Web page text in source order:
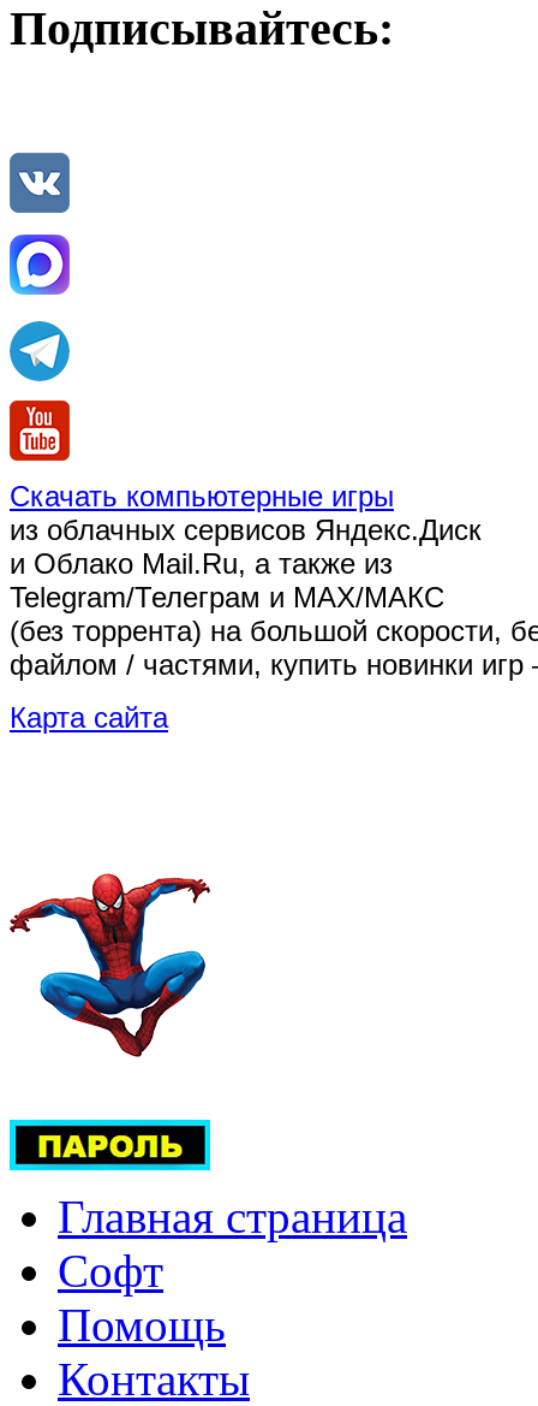
Подписывайтесь:
Скачать компьютерные игры
из облачных сервисов Яндекс.Диск
и Облако Mail.Ru, а также из
Telegram/Телеграм и MAX/МАКС
(без торрента) на большой скорости,
файлом / частями, купить новинки
Карта сайта
Главная страница
Софт
Помощь
Контакты